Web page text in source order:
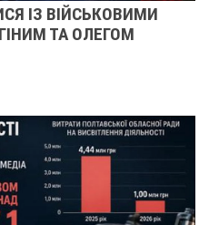
ІЗ ВІЙСЬКОВИМИ
ТА ОЛЕГОМ